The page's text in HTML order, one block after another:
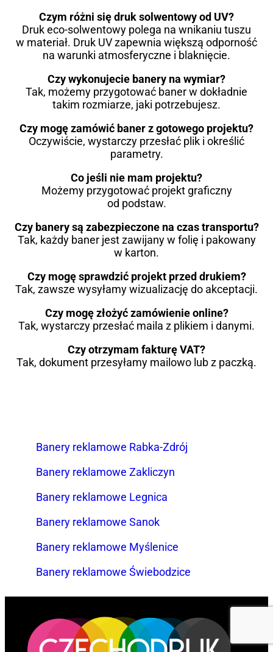
Czym różni się druk solwentowy od UV?
Druk eco-solwentowy polega na wnikaniu tuszu
w materiał. Druk UV zapewnia większą odporność
na warunki atmosferyczne i blaknięcie.
Czy wykonujecie banery na wymiar?
Tak, możemy przygotować baner w dokładnie
takim rozmiarze, jaki potrzebujesz.
Czy mogę zamówić baner z gotowego projektu?
Oczywiście, wystarczy przesłać plik i określić
parametry.
Co jeśli nie mam projektu?
Możemy przygotować projekt graficzny
od podstaw.
Czy banery są zabezpieczone na czas transportu?
Tak, każdy baner jest zawijany w folię i pakowany
w karton.
Czy mogę sprawdzić projekt przed drukiem?
Tak, zawsze wysyłamy wizualizację do akceptacji.
Czy mogę złożyć zamówienie online?
Tak, wystarczy przesłać maila z plikiem i danymi.
Czy otrzymam fakturę VAT?
Tak, dokument przesyłamy mailowo lub z paczką.
Banery reklamowe Rabka-Zdrój
Banery reklamowe Zakliczyn
Banery reklamowe Legnica
Banery reklamowe Sanok
Banery reklamowe Myślenice
Banery reklamowe Świebodzice